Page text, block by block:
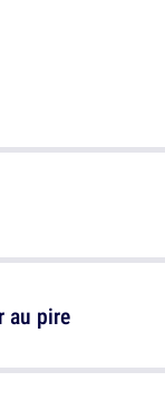
au pire